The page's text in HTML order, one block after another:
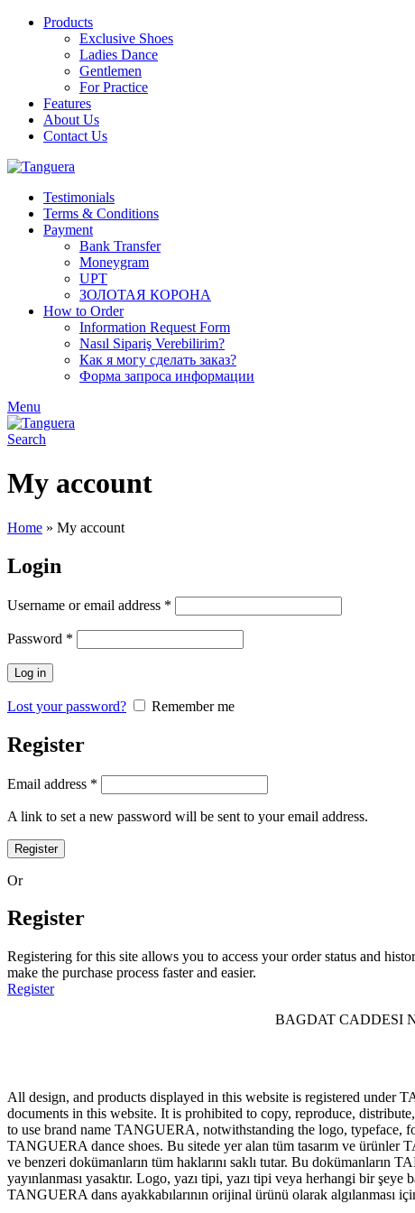
Products
Exclusive Shoes
Ladies Dance
Gentlemen
For Practice
Features
About Us
Contact Us
Testimonials
Terms & Conditions
Payment
Bank Transfer
Moneygram
UPT
ЗОЛОТАЯ КОРОНА
How to Order
Information Request Form
Nasıl Sipariş Verebilirim?
Как я могу сделать заказ?
Форма запроса информации
Menu
Search
My account
Home » My account
Login
Username or email address *
Password *
Log in
Lost your password? Remember me
Register
Email address *
A link to set a new password will be sent to your email address.
Register
Or
Register
Registering for this site allows you to access your order status and
make the purchase process faster and easier.
Register
BAGDAT CADDESI
All design, and products displayed in this website is registered under
documents in this website. It is prohibited to copy, reproduce,
to use brand name TANGUERA, notwithstanding the logo, typeface,
TANGUERA dance shoes. Bu sitede yer alan tüm tasarım ve ürünler
ve benzeri dokümanların tüm haklarını saklı tutar. Bu dokümanların
yayınlanması yasaktır. Logo, yazı tipi, yazı tipi veya herhangi bir
TANGUERA dans ayakkabılarının orijinal ürünü olarak algılanması